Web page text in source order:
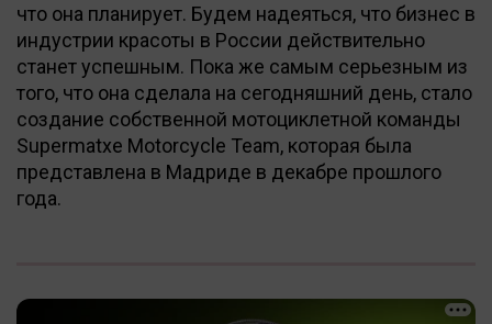
что она планирует. Будем надеяться, что бизнес в
индустрии красоты в России действительно
станет успешным. Пока же самым серьезным из
того, что она сделала на сегодняшний день, стало
создание собственной мотоциклетной команды
Supermatxe Motorcycle Team, которая была
представлена в Мадриде в декабре прошлого
года.